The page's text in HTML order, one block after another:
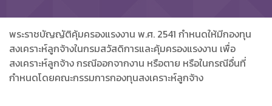
พระราชบัญญัติคุ้มครองแรงงาน พ.ศ. 2541 กำหนดให้มีกองทุน
สงเคราะห์ลูกจ้างในกรมสวัสดิการและคุ้มครองแรงงาน เพื่อ
สงเคราะห์ลูกจ้าง กรณีออกจากงาน หรือตาย หรือในกรณีอื่นที่
กำหนดโดยคณะกรรมการกองทุนสงเคราะห์ลูกจ้าง